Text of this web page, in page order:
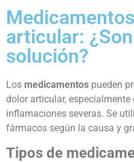
articular:
solución?
Los medicamentos pueden
dolor articular,
inflamaciones severas. Se
fármacos según la causa y
Tipos de